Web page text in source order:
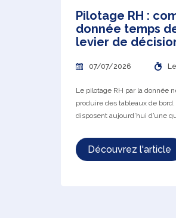
Pilotage RH :
donnée temps
levier de
07/07/2026
Le pilotage RH par la donnée
produire des tableaux de
disposent aujourd’hui d’une
Découvrez l'article